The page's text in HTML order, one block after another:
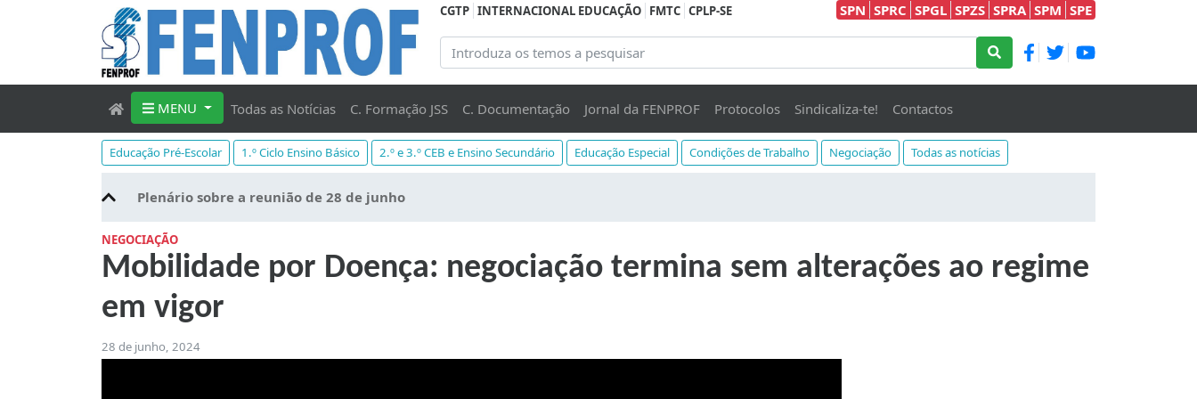
CGTP INTERNACIONAL EDUCAÇÃO FMTC CPLP-SE SPN SPRC SPGL SPZS SPRA SPM SPE
MENU Todas as Notícias C. Formação JSS C. Documentação Jornal da FENPROF Protocolos Sindicaliza-te! Contactos
Educação Pré-Escolar 1.º Ciclo Ensino Básico 2.º e 3.º CEB e Ensino Secundário Educação Especial Condições de Trabalho Negociação Todas as notícias
Plenário sobre a reunião de 28 de junho
NEGOCIAÇÃO
Mobilidade por Doença: negociação termina sem alterações ao regime
em vigor
28 de junho, 2024